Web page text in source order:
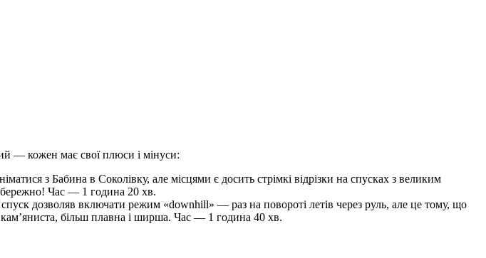
— кожен має свої плюси і мінуси:
з Бабина в Соколівку, але місцями є досить стрімкі відрізки на спусках з великим
обережно! Час — 1 година 20 хв.
дозволяв включати режим «downhill» — раз на повороті летів через руль, але це тому, що
більш плавна і ширша. Час — 1 година 40 хв.